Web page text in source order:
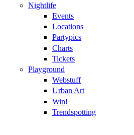
Nightlife
Events
Locations
Partypics
Charts
Tickets
Playground
Webstuff
Urban Art
Win!
Trendspotting